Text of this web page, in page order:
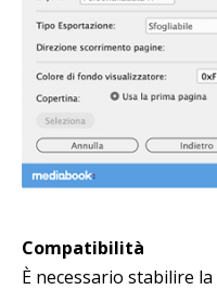
Compatibilità
È necessario stabilire